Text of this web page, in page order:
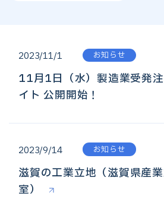
2023/11/1 お知らせ
11月1日（水）製造業受発
イト 公開開始！
2023/9/14 お知らせ
滋賀の工業立地（滋賀県産
室）